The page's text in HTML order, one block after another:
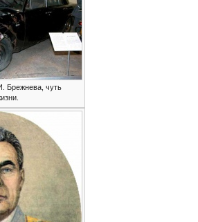
Брежнева, чуть